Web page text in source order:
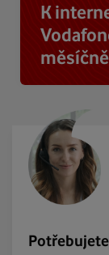
K
měsíčně